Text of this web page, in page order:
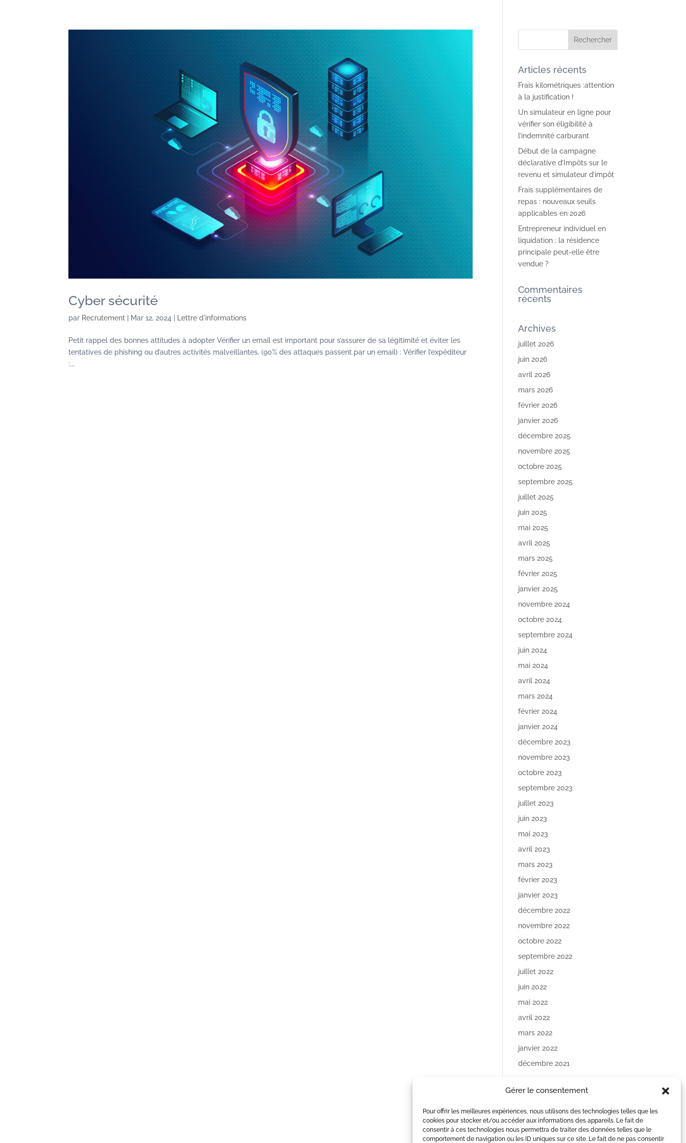
Gérer le consentement
Pour offrir les meilleures expériences, nous utilisons des technologies telles que les
cookies pour stocker et/ou accéder aux informations des appareils. Le fait de
consentir à ces technologies nous permettra de traiter des données telles que le
comportement de navigation ou les ID uniques sur ce site. Le fait de ne pas consentir
Cyber sécurité
par Recrutement Mar 12, 2024 Lettre d'informations
Petit rappel des bonnes attitudes à adopter Vérifier un email est important pour s’assurer de sa légitimité et éviter les
tentatives de phishing ou d’autres activités malveillantes. (90% des attaques passent par un email) : Vérifier l’expéditeur
:...
Articles récents
Frais kilométriques :attention
à la justification !
Un simulateur en ligne pour
vérifier son éligibilité à
l’indemnité carburant
Début de la campagne
déclarative d’Impôts sur le
revenu et simulateur d’impôt
Frais supplémentaires de
repas : nouveaux seuils
applicables en 2026
Entrepreneur individuel en
liquidation : la résidence
principale peut-elle être
vendue ?
Commentaires
récents
Archives
juillet 2026
juin 2026
avril 2026
mars 2026
février 2026
janvier 2026
décembre 2025
novembre 2025
octobre 2025
septembre 2025
juillet 2025
juin 2025
mai 2025
avril 2025
mars 2025
février 2025
janvier 2025
novembre 2024
octobre 2024
septembre 2024
juin 2024
mai 2024
avril 2024
mars 2024
février 2024
janvier 2024
décembre 2023
novembre 2023
octobre 2023
septembre 2023
juillet 2023
juin 2023
mai 2023
avril 2023
mars 2023
février 2023
janvier 2023
décembre 2022
novembre 2022
octobre 2022
septembre 2022
juillet 2022
juin 2022
mai 2022
avril 2022
mars 2022
janvier 2022
décembre 2021
Catégories
Méta